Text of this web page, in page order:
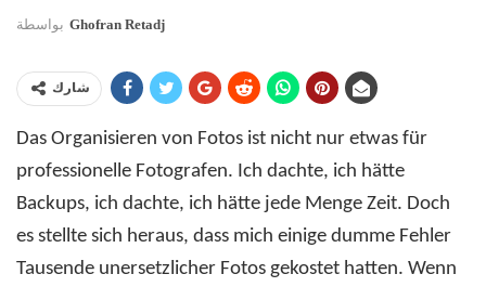
Ghofran Retadj
شارك
Das Organisieren von Fotos ist nicht nur etwas für
professionelle Fotografen. Ich dachte, ich hätte
Backups, ich dachte, ich hätte jede Menge Zeit. Doch
es stellte sich heraus, dass mich einige dumme Fehler
Tausende unersetzlicher Fotos gekostet hatten. Wenn